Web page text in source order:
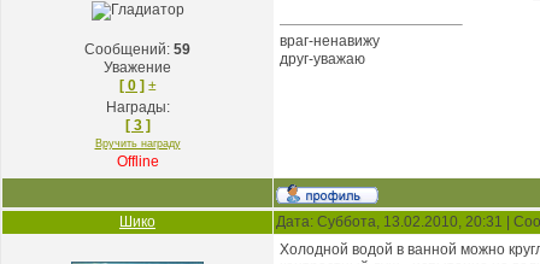
Сообщений: 59
Уважение
[ 0 ] ±
Награды:
[ 3 ]
Вручить награду
Offline
враг-ненавижу
друг-уважаю
Шико Дата: Суббота, 13.02.2010, 20:31 |
Холодной водой в ванной можно